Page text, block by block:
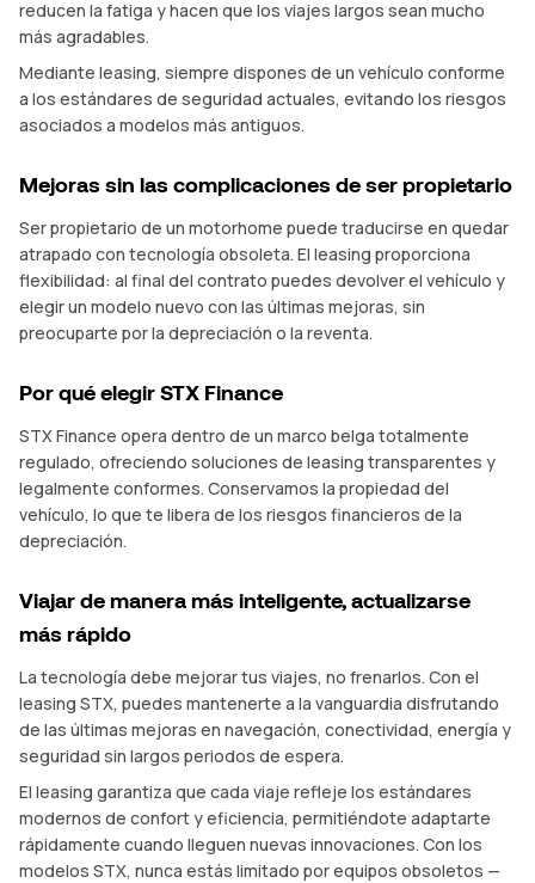
reducen la fatiga y hacen que los viajes largos sean mucho
más agradables.
Mediante leasing, siempre dispones de un vehículo conforme
a los estándares de seguridad actuales, evitando los riesgos
asociados a modelos más antiguos.
Mejoras sin las complicaciones de ser propietario
Ser propietario de un motorhome puede traducirse en quedar
atrapado con tecnología obsoleta. El leasing proporciona
flexibilidad: al final del contrato puedes devolver el vehículo y
elegir un modelo nuevo con las últimas mejoras, sin
preocuparte por la depreciación o la reventa.
Por qué elegir STX Finance
STX Finance opera dentro de un marco belga totalmente
regulado, ofreciendo soluciones de leasing transparentes y
legalmente conformes. Conservamos la propiedad del
vehículo, lo que te libera de los riesgos financieros de la
depreciación.
Viajar de manera más inteligente, actualizarse
más rápido
La tecnología debe mejorar tus viajes, no frenarlos. Con el
leasing STX, puedes mantenerte a la vanguardia disfrutando
de las últimas mejoras en navegación, conectividad, energía y
seguridad sin largos periodos de espera.
El leasing garantiza que cada viaje refleje los estándares
modernos de confort y eficiencia, permitiéndote adaptarte
rápidamente cuando lleguen nuevas innovaciones. Con los
modelos STX, nunca estás limitado por equipos obsoletos —